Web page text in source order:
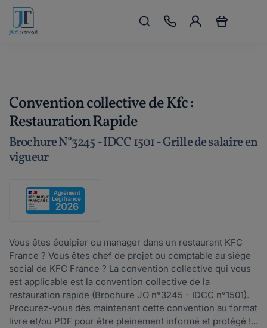
Convention collective de Kfc :
Restauration Rapide
Brochure N°3245 - IDCC 1501 - Grille de salaire en
vigueur
Vous êtes équipier ou manager dans un restaurant KFC
France ? Vous êtes chef de projet ou comptable au siège
social de KFC France ? La convention collective qui vous
est applicable est la convention collective de la
restauration rapide (Brochure JO n°3245 - IDCC n°1501).
Procurez-vous dès maintenant cette convention au format
livre et/ou PDF pour être pleinement informé et protégé !...